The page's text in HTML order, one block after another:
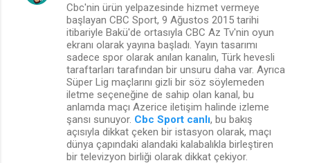
Cbc'nin ürün yelpazesinde hizmet vermeye
başlayan CBC Sport, 9 Ağustos 2015 tarihi
itibariyle Bakü'de ortasıyla CBC Az Tv'nin oyun
ekranı olarak yayına başladı. Yayın tasarımı
sadece spor olarak anılan kanalın, Türk hevesli
taraftarları tarafından bir unsuru daha var. Ayrıca
Süper Lig maçlarını gizli bir söz söylemeden
iletme seçeneğine de sahip olan kanal, bu
anlamda maçı Azerice iletişim halinde izleme
şansı sunuyor. Cbc Sport canlı, bu bakış
açısıyla dikkat çeken bir istasyon olarak, maçı
dünya çapındaki alandaki kalabalıkla birleştiren
bir televizyon birliği olarak dikkat çekiyor.